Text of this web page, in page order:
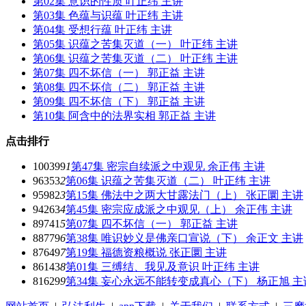
第03集 色蕴与识蕴 叶正纬 主讲
第04集 受想行蕴 叶正纬 主讲
第05集 识蕴之苦集灭道（一） 叶正纬 主讲
第06集 识蕴之苦集灭道（二） 叶正纬 主讲
第07集 四不坏信（一） 郭正益 主讲
第08集 四不坏信（二） 郭正益 主讲
第09集 四不坏信（下） 郭正益 主讲
第10集 阿含中的法界实相 郭正益 主讲
点击排行
1003991第47集 密宗自续派之中观见 余正伟 主讲
963532第06集 识蕴之苦集灭道（二） 叶正纬 主讲
959823第15集 佛法中之两大甘露法门（上） 张正圜 主讲
942634第45集 密宗应成派之中观见（上） 余正伟 主讲
897415第07集 四不坏信（一） 郭正益 主讲
887796第38集 唯识妙义是佛亲口宣说（下） 余正文 主讲
876497第19集 福德资粮概说 张正圜 主讲
861438第01集 三缚结、我见及意识 叶正纬 主讲
816299第34集 妄心永远不能转变成真心（下） 杨正旭 主